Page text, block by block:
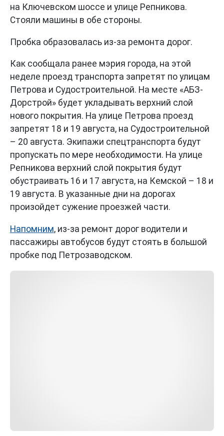
на Ключевском шоссе и улице Репникова.
Стояли машины в обе стороны.
Пробка образовалась из-за ремонта дорог.
Как сообщала ранее мэрия города, на этой
неделе проезд транспорта запретят по улицам
Петрова и Судостроительной. На месте «АБЗ-
Дорстрой» будет укладывать верхний слой
нового покрытия. На улице Петрова проезд
запретят 18 и 19 августа, на Судостроительной
– 20 августа. Экипажи спецтранспорта будут
пропускать по мере необходимости. На улице
Репникова верхний слой покрытия будут
обустраивать 16 и 17 августа, на Кемской – 18 и
19 августа. В указанные дни на дорогах
произойдет сужение проезжей части.
Напомним, из-за ремонт дорог водители и
пассажиры автобусов будут стоять в большой
пробке под Петрозаводском.